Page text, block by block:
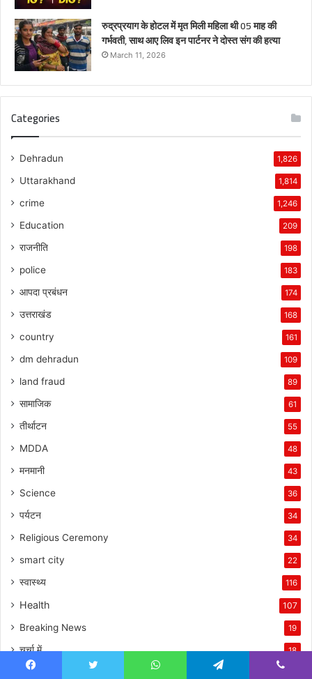
रुद्रप्रयाग के होटल में मृत मिली महिला थी 05 माह की
गर्भवती, साथ आए लिव इन पार्टनर ने दोस्त संग की हत्या
March 11, 2026
Categories
Dehradun 1,826
Uttarakhand 1,814
crime 1,246
Education 209
राजनीति 198
police 183
आपदा प्रबंधन 174
उत्तराखंड 168
country 161
dm dehradun 109
land fraud 89
सामाजिक 61
तीर्थाटन 55
MDDA 48
मनमानी 43
Science 36
पर्यटन 34
Religious Ceremony 34
smart city 22
स्वास्थ्य 116
Health 107
Breaking News 19
चर्चा में 18
क्राइम